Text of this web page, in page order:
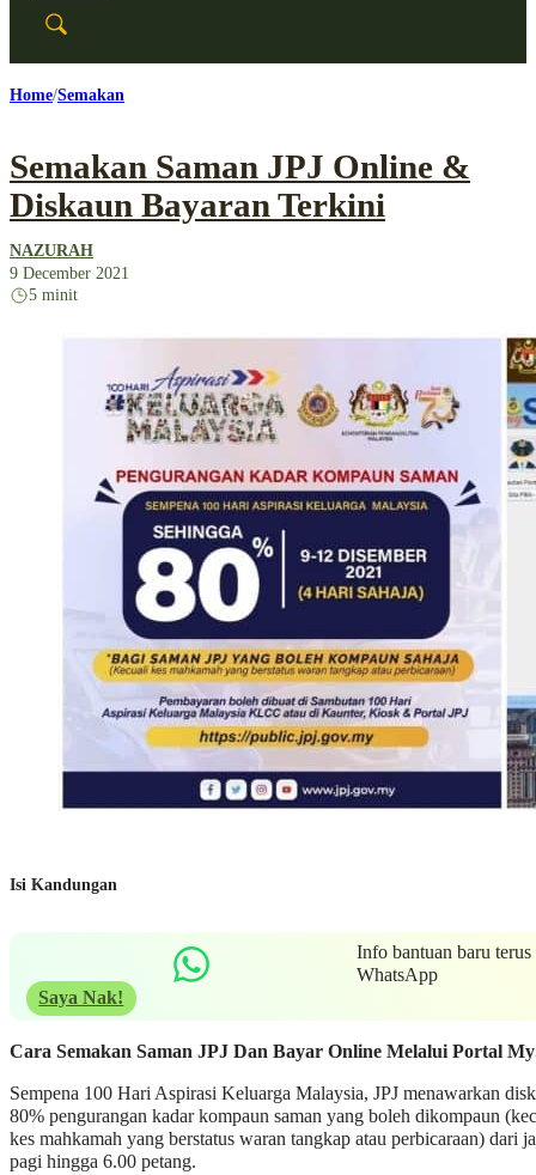
Home Semakan
Semakan Saman JPJ Online &
Diskaun Bayaran Terkini
NAZURAH
9 December 2021
5 minit
Isi Kandungan
Info bantuan baru terus
WhatsApp
Saya Nak!
Cara Semakan Saman JPJ Dan Bayar Online Melalui Portal
Sempena 100 Hari Aspirasi Keluarga Malaysia, JPJ menawarkan
80% pengurangan kadar kompaun saman yang boleh dikompaun
kes mahkamah yang berstatus waran tangkap atau perbicaraan) dari
pagi hingga 6.00 petang.